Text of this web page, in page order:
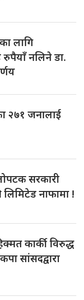
लागि
नलिने डा.
२७१ जनालाई
सरकारी
नाफामा !
कार्की विरुद्ध
सांसदद्वारा